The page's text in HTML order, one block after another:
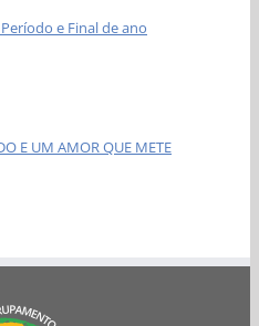
e Final de ano
E UM AMOR QUE METE